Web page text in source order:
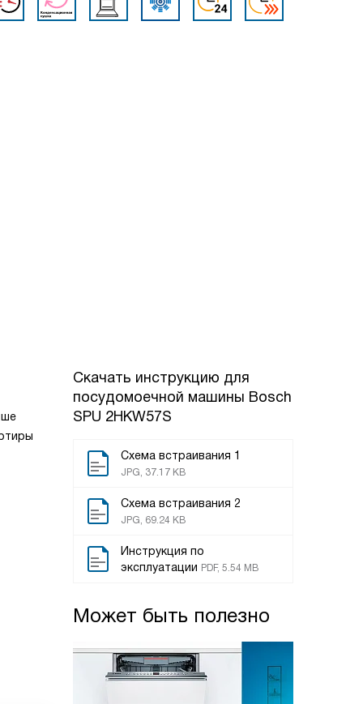
Скачать инструкцию для
посудомоечной машины Bosch
SPU 2HKW57S
Схема встраивания 1
JPG, 37.17 KB
Схема встраивания 2
JPG, 69.24 KB
Инструкция по
эксплуатации PDF, 5.54 MB
Может быть полезно